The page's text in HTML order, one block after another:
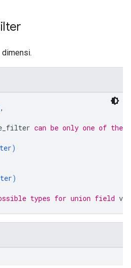
,
can be only one of the
)
)
types for union field